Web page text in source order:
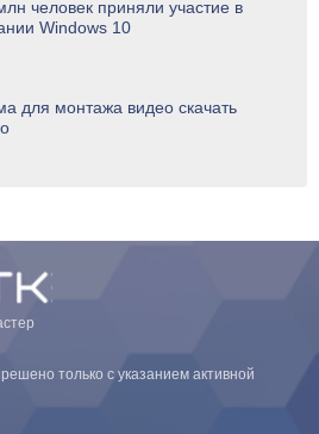
человек приняли участие в
Windows 10
для монтажа видео скачать
только с указанием активной